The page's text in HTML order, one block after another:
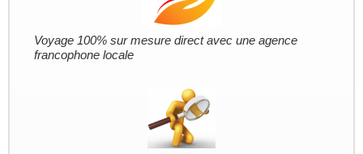
Voyage 100% sur mesure direct avec une agence
francophone locale